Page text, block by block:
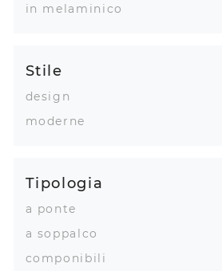
in melaminico
Stile
design
moderne
Tipologia
a ponte
a soppalco
componibili